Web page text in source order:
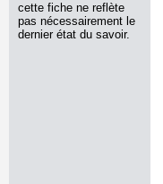
cette fiche ne reflète
pas nécessairement le
dernier état du savoir.